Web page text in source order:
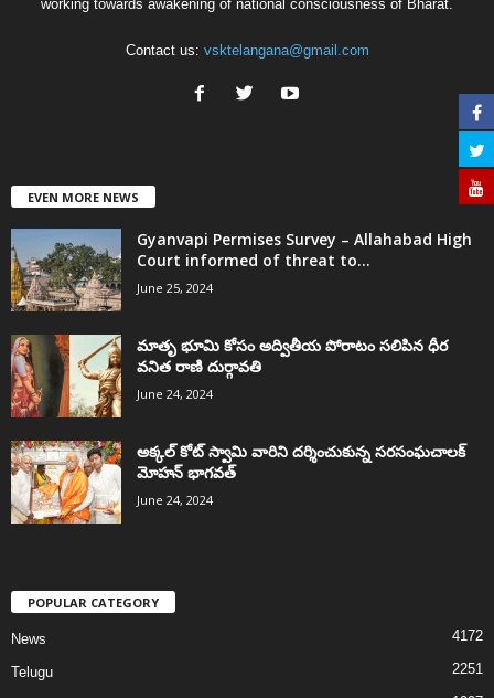
working towards awakening of national consciousness of Bharat.
Contact us: vsktelangana@gmail.com
EVEN MORE NEWS
Gyanvapi Permises Survey – Allahabad High
Court informed of threat to...
June 25, 2024
మాతృ భూమి కోసం అద్వితీయ పోరాటం సలిపిన ధీర
వనిత రాణి దుర్గావతి
June 24, 2024
అక్కల్‌ కోట్‌ స్వామి వారిని దర్శించుకున్న సరసంఘచాలక్
మోహన్ భాగవత్
June 24, 2024
POPULAR CATEGORY
News 4172
Telugu 2251